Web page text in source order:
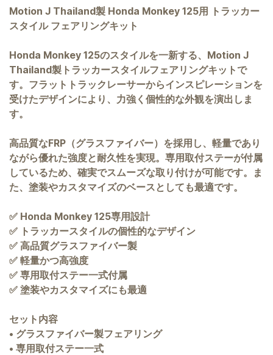
Motion J Thailand製 Honda Monkey 125用 トラッカー
スタイル フェアリングキット
Honda Monkey 125のスタイルを一新する、Motion J
Thailand製トラッカースタイルフェアリングキットで
す。フラットトラックレーサーからインスピレーションを
受けたデザインにより、力強く個性的な外観を演出しま
す。
高品質なFRP（グラスファイバー）を採用し、軽量であり
ながら優れた強度と耐久性を実現。専用取付ステーが付属
しているため、確実でスムーズな取り付けが可能です。ま
た、塗装やカスタマイズのベースとしても最適です。
✅ Honda Monkey 125専用設計
✅ トラッカースタイルの個性的なデザイン
✅ 高品質グラスファイバー製
✅ 軽量かつ高強度
✅ 専用取付ステー一式付属
✅ 塗装やカスタマイズにも最適
セット内容
• グラスファイバー製フェアリング
• 専用取付ステー一式